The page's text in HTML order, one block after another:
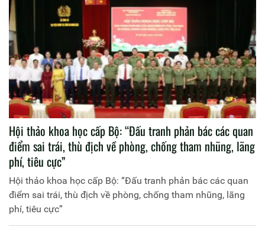
Hội thảo khoa học cấp Bộ: “Đấu tranh phản bác các quan
điểm sai trái, thù địch về phòng, chống tham nhũng, lãng
phí, tiêu cực”
Hội thảo khoa học cấp Bộ: “Đấu tranh phản bác các quan
điểm sai trái, thù địch về phòng, chống tham nhũng, lãng
phí, tiêu cực”